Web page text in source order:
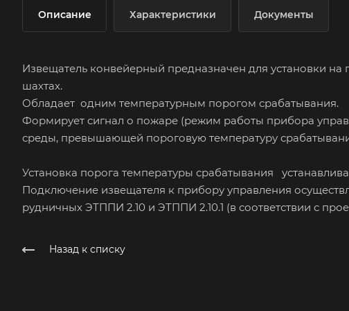
Описание Характеристики Документы
Извещатель конвейерный предназначен для установки
шахтах.
Обладает одним температурным порогом срабатывания.
Формирует сигнал о пожаре (режим работы прибора
среды, превышающей пороговую температуру
Установка порога температуры срабатывания
Подключение извещателя к прибору управления
рудничных ЭТППИ 2.10 и ЭТППИ 2.10.1 (в соответствии с
Назад к списку